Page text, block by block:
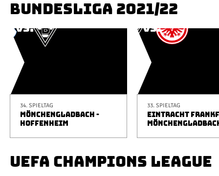
BUNDESLIGA 2021/22
34. SPIELTAG
MÖNCHENGLADBACH -
HOFFENHEIM
33. SPIELTAG
EINTRACHT
UEFA CHAMPIONS LEAGUE